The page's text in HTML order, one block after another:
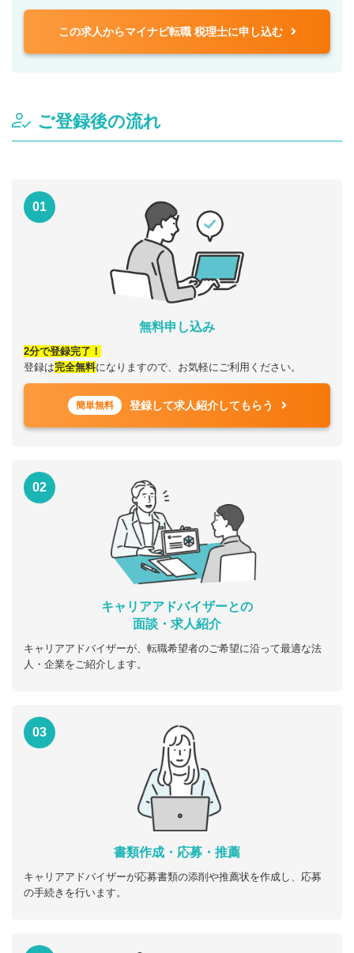
この求人からマイナビ転職 税理士に申し込む
ご登録後の流れ
01
無料申し込み
2分で登録完了！
登録は完全無料になりますので、お気軽にご利用ください。
簡単無料 登録して求人紹介してもらう
02
キャリアアドバイザーとの
面談・求人紹介
キャリアアドバイザーが、転職希望者のご希望に沿って最適な法
人・企業をご紹介します。
03
書類作成・応募・推薦
キャリアアドバイザーが応募書類の添削や推薦状を作成し、応募
の手続きを行います。